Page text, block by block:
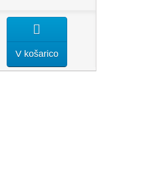
V košarico